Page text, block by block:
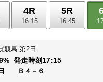
4R
16:15
5R
16:45
競馬 第2日
発走時刻17:15
日 Ｂ４－６